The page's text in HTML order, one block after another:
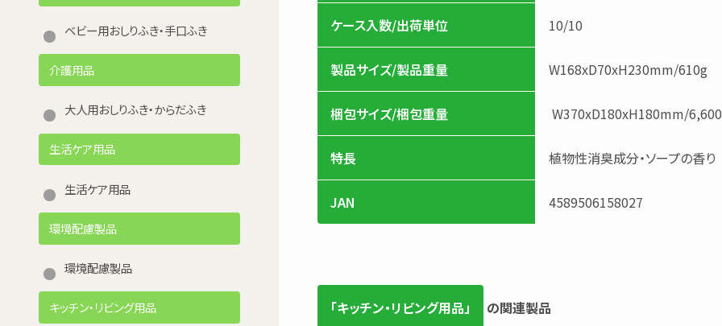
ベビー用おしりふき・手口ふき
介護用品
大人用おしりふき・からだふき
生活ケア用品
生活ケア用品
環境配慮製品
環境配慮製品
キッチン・リビング用品
ケース入数/出荷単位 10/10
製品サイズ/製品重量 W168xD70xH230mm/610g
梱包サイズ/梱包重量 W370xD180xH180mm/
特長 植物性消臭成分・ソープの香り
JAN 4589506158027
「キッチン・リビング用品」 の関連製品